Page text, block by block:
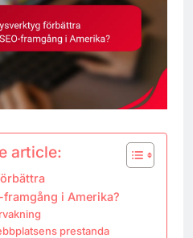
article:
i Amerika?
prestanda